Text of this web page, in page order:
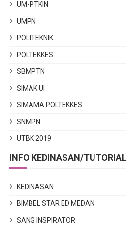
UM-PTKIN
UMPN
POLITEKNIK
POLTEKKES
SBMPTN
SIMAK UI
SIMAMA POLTEKKES
SNMPN
UTBK 2019
INFO KEDINASAN/
KEDINASAN
BIMBEL STAR ED MEDAN
SANG INSPIRATOR